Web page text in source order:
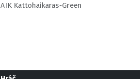
AIK Kattohaikaras-Green